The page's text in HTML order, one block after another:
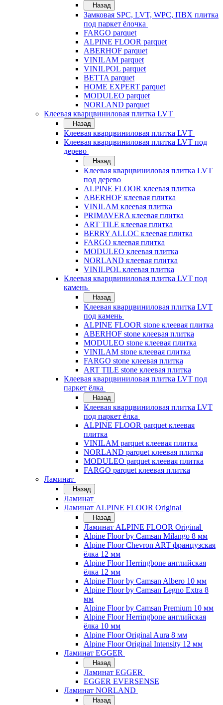
Назад
Замковая SPC, LVT, WPC, ПВХ плитка
под паркет ёлочка
FARGO parquet
ALPINE FLOOR parquet
ABERHOF parquet
VINILAM parquet
VINILPOL parquet
BETTA parquet
HOME EXPERT parquet
MODULEO parquet
NORLAND parquet
Клеевая кварцвиниловая плитка LVT
Назад
Клеевая кварцвиниловая плитка LVT
Клеевая кварцвиниловая плитка LVT под
дерево
Назад
Клеевая кварцвиниловая плитка LVT
под дерево
ALPINE FLOOR клеевая плитка
ABERHOF клеевая плитка
VINILAM клеевая плитка
PRIMAVERA клеевая плитка
ART TILE клеевая плитка
BERRY ALLOC клеевая плитка
FARGO клеевая плитка
MODULEO клеевая плитка
NORLAND клеевая плитка
VINILPOL клеевая плитка
Клеевая кварцвиниловая плитка LVT под
камень
Назад
Клеевая кварцвиниловая плитка LVT
под камень
ALPINE FLOOR stone клеевая плитка
ABERHOF stone клеевая плитка
MODULEO stone клеевая плитка
VINILAM stone клеевая плитка
FARGO stone клеевая плитка
ART TILE stone клеевая плитка
Клеевая кварцвиниловая плитка LVT под
паркет ёлка
Назад
Клеевая кварцвиниловая плитка LVT
под паркет ёлка
ALPINE FLOOR parquet клеевая
плитка
VINILAM parquet клеевая плитка
NORLAND parquet клеевая плитка
MODULEO parquet клеевая плитка
FARGO parquet клеевая плитка
Ламинат
Назад
Ламинат
Ламинат ALPINE FLOOR Original
Назад
Ламинат ALPINE FLOOR Original
Alpine Floor by Camsan Milango 8 мм
Alpine Floor Chevron ART французская
ёлка 12 мм
Alpine Floor Herringbone английская
ёлка 12 мм
Alpine Floor by Camsan Albero 10 мм
Alpine Floor by Camsan Legno Extra 8
мм
Alpine Floor by Camsan Premium 10 мм
Alpine Floor Herringbone английская
ёлка 10 мм
Alpine Floor Original Aura 8 мм
Alpine Floor Original Intensity 12 мм
Ламинат EGGER
Назад
Ламинат EGGER
EGGER EVERSENSE
Ламинат NORLAND
Назад